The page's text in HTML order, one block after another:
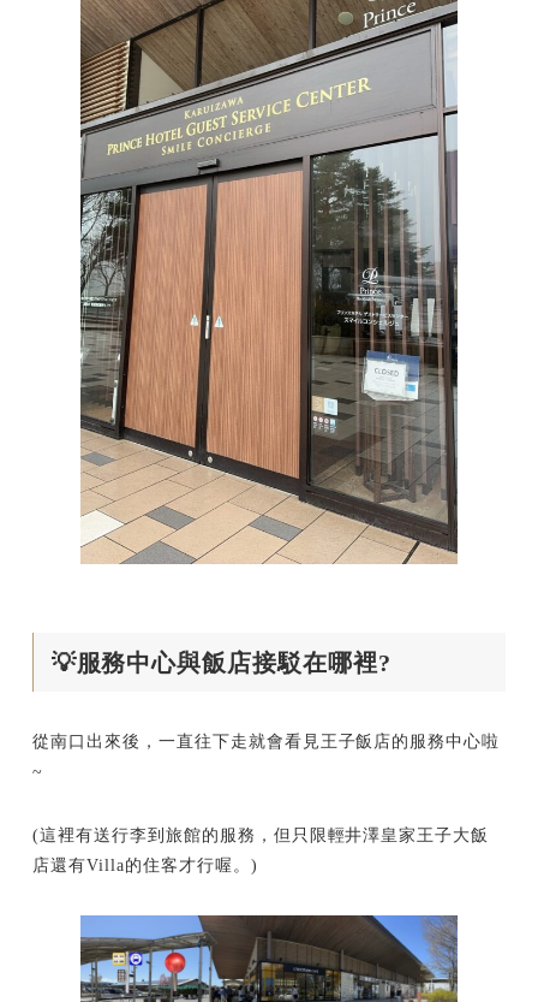
💡服務中心與飯店接駁在哪裡?
從南口出來後，一直往下走就會看見王子飯店的服務中心啦
~
(這裡有送行李到旅館的服務，但只限輕井澤皇家王子大飯
店還有Villa的住客才行喔。)